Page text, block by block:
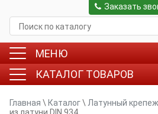
Заказать
МЕНЮ
КАТАЛОГ ТОВАРОВ
Главная \ Каталог\ Латунный крепеж